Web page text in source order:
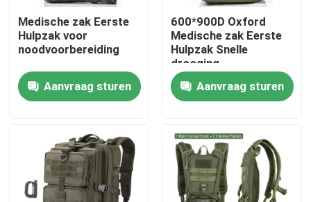
Kwaliteitscontrole
Militaire Tactische Slijtage
Militair tactisch kogelvrij vest
Medische zak Eerste
Hulpzak voor
noodvoorbereiding
Aanvraag sturen
600*900D Oxford
Medische zak Eerste
Hulpzak Snelle
drooging
Aanvraag sturen